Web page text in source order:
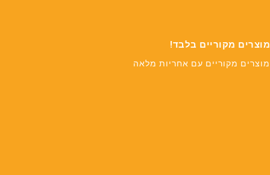
מוצרים מקוריים בלבד!
מוצרים מקוריים עם אחריות מלאה